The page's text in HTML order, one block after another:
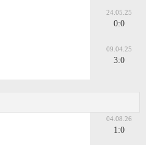
24.05.25
0:0
09.04.25
3:0
04.08.26
1:0